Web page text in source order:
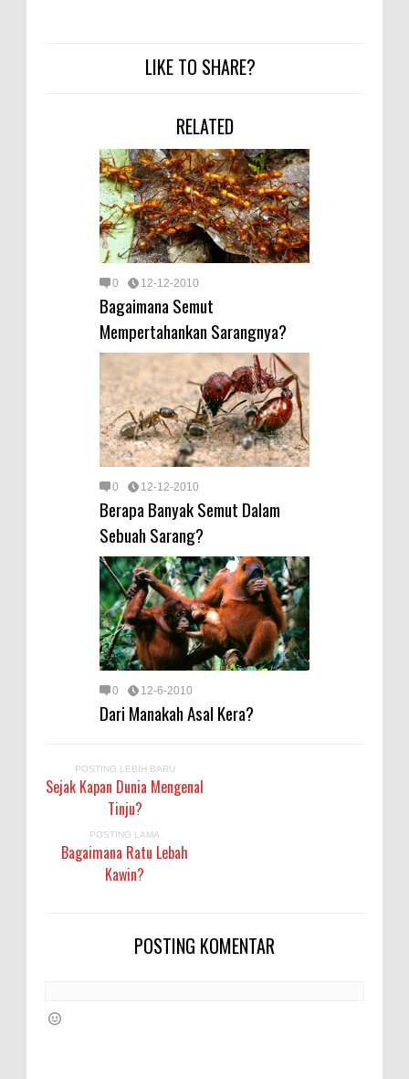
LIKE TO SHARE?
RELATED
0 12-12-2010
Bagaimana Semut
Mempertahankan Sarangnya?
0 12-12-2010
Berapa Banyak Semut Dalam
Sebuah Sarang?
0 12-6-2010
Dari Manakah Asal Kera?
POSTING LEBIH BARU
Sejak Kapan Dunia Mengenal
Tinju?
POSTING LAMA
Bagaimana Ratu Lebah
Kawin?
POSTING KOMENTAR